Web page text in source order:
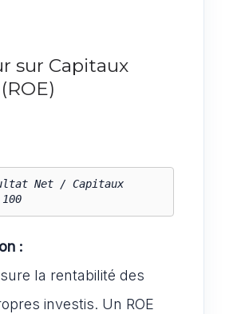
sur Capitaux
Net / Capitaux
:
la rentabilité des
investis. Un ROE